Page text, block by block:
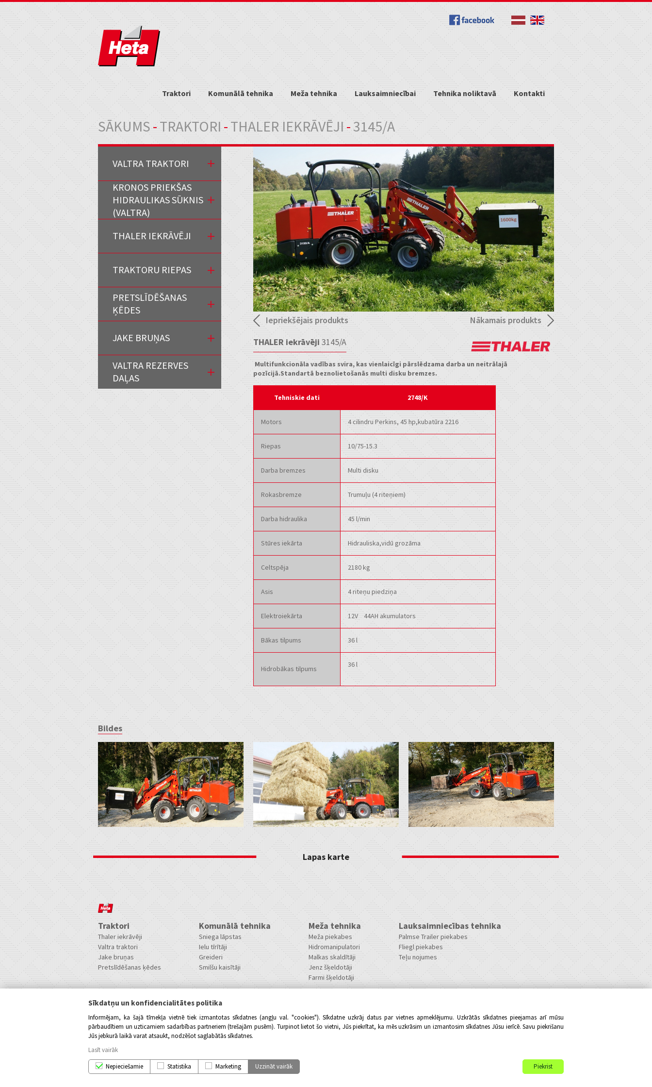
Sīkdatņu un konfidencialitātes politika
Informējam, ka šajā tīmekļa vietnē tiek izmantotas sīkdatnes (angļu val. "cookies"). Sīkdatne uzkrāj datus par vietnes apmeklējumu. Uzkrātās sīkdatnes pieejamas arī mūsu
pārbaudītiem un uzticamiem sadarbības partneriem (trešajām pusēm). Turpinot lietot šo vietni, Jūs piekrītat, ka mēs uzkrāsim un izmantosim sīkdatnes Jūsu ierīcē. Savu piekrišanu
Jūs jebkurā laikā varat atsaukt, nodzēšot saglabātās sīkdatnes.
Lasīt vairāk
Nepieciešamie
Statistika Marketing Uzzināt vairāk Piekrist
Traktori Komunālā tehnika Meža tehnika Lauksaimniecībai Tehnika noliktavā Kontakti
Jūs atrodaties šeit
SĀKUMS-TRAKTORI -THALER IEKRĀVĒJI-3145/A
Iepriekšējais produkts
Nākamais produkts
THALER iekrāvēji 3145/A
Multifunkcionāla vadības svira, kas vienlaicīgi pārslēdzama darba un neitrālajā
pozīcijā.Standartā beznolietošanās multi disku bremzes.
Tehniskie dati 2748/K
Motors 4 cilindru Perkins, 45 hp,kubatūra 2216
Riepas 10/75-15.3
Darba bremzes Multi disku
Rokasbremze Trumuļu (4 riteņiem)
Darba hidraulika 45 l/min
Stūres iekārta Hidrauliska,vidū grozāma
Celtspēja 2180 kg
Asis 4 riteņu piedziņa
Elektroiekārta 12V 44AH akumulators
Bākas tilpums 36 l
Hidrobākas tilpums 36 l
VALTRA TRAKTORI
KRONOS PRIEKŠAS
HIDRAULIKAS SŪKNIS
(VALTRA)
THALER IEKRĀVĒJI
TRAKTORU RIEPAS
PRETSLĪDĒŠANAS
ĶĒDES
JAKE BRUŅAS
VALTRA REZERVES
DAĻAS
Bildes
Lapas karte
Traktori
Thaler iekrāvēji
Valtra traktori
Jake bruņas
Pretslīdēšanas ķēdes
Komunālā tehnika
Sniega lāpstas
Ielu tīrītāji
Greideri
Smilšu kaisītāji
Meža tehnika
Meža piekabes
Hidromanipulatori
Malkas skaldītāji
Jenz šķeldotāji
Farmi šķeldotāji
Lauksaimniecības tehnika
Palmse Trailer piekabes
Fliegl piekabes
Teļu nojumes
Privātuma politika
Sīkdatņu politika